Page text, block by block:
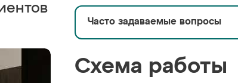
Часто задаваемые вопросы
Схема работы